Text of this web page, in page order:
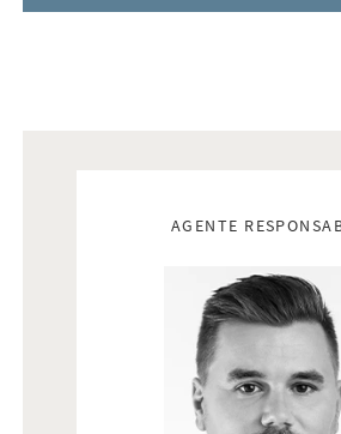
AGENTE